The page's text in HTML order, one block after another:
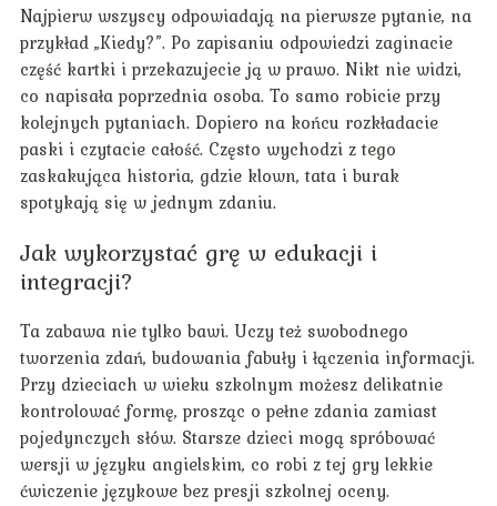
Najpierw wszyscy odpowiadają na pierwsze pytanie, na
przykład „Kiedy?”. Po zapisaniu odpowiedzi zaginacie
część kartki i przekazujecie ją w prawo. Nikt nie widzi,
co napisała poprzednia osoba. To samo robicie przy
kolejnych pytaniach. Dopiero na końcu rozkładacie
paski i czytacie całość. Często wychodzi z tego
zaskakująca historia, gdzie klown, tata i burak
spotykają się w jednym zdaniu.
Jak wykorzystać grę w edukacji i
integracji?
Ta zabawa nie tylko bawi. Uczy też swobodnego
tworzenia zdań, budowania fabuły i łączenia informacji.
Przy dzieciach w wieku szkolnym możesz delikatnie
kontrolować formę, prosząc o pełne zdania zamiast
pojedynczych słów. Starsze dzieci mogą spróbować
wersji w języku angielskim, co robi z tej gry lekkie
ćwiczenie językowe bez presji szkolnej oceny.